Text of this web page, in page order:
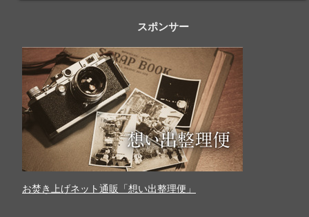
スポンサー
お焚き上げネット通販「想い出整理便」